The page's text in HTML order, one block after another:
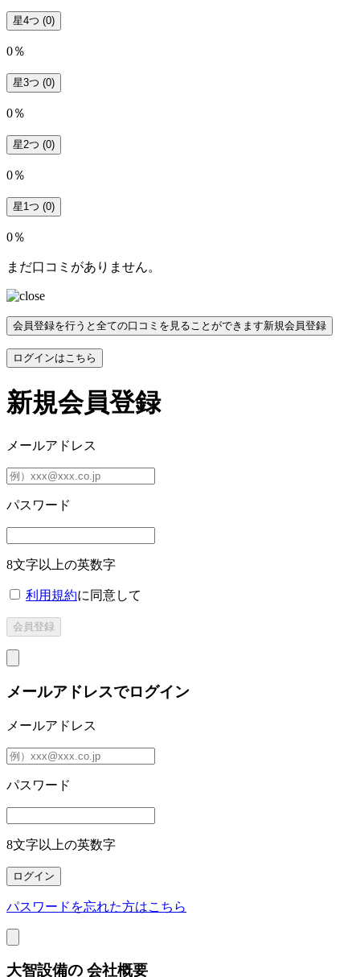
星4つ (0)
0％
星3つ (0)
0％
星2つ (0)
0％
星1つ (0)
0％
まだ口コミがありません。
会員登録を行うと全ての口コミを見ることができます新規会員登録
ログインはこちら
新規会員登録
メールアドレス
パスワード
8文字以上の英数字
利用規約に同意して
メールアドレスでログイン
メールアドレス
パスワード
8文字以上の英数字
パスワードを忘れた方はこちら
大智設備の 会社概要